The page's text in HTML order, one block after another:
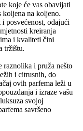
koje će vas obavijati
koljena na koljeno.
posvećenost, odajući
kreiranja
i kvaliteti čini
tržištu.
raznolika i pruža nešto
i citrusnih, do
ovih parfema leži u
i izraze vašu
svojoj
savršeno